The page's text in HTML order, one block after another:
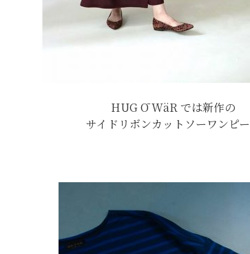
HUG Ō WäR では新作の
サイドリボンカットソーワンピ